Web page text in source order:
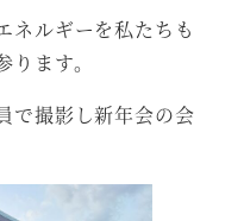
ネルギーを私たちも
ます。
で撮影し新年会の会